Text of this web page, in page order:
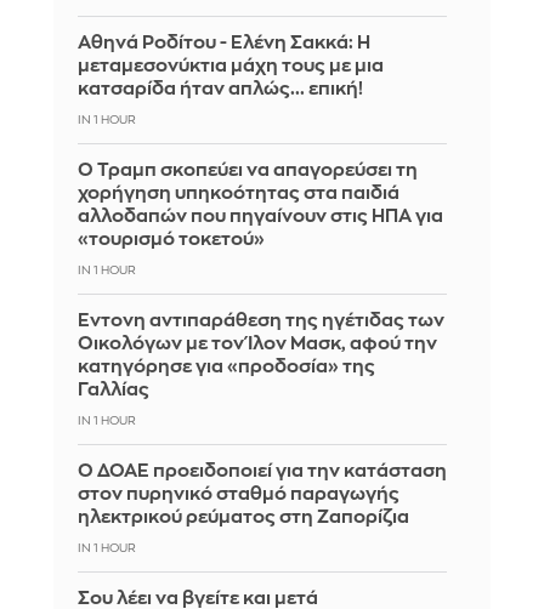
Αθηνά Ροδίτου - Ελένη Σακκά: Η
μεταμεσονύκτια μάχη τους με μια
κατσαρίδα ήταν απλώς... επική!
IN 1 HOUR
Ο Τραμπ σκοπεύει να απαγορεύσει τη
χορήγηση υπηκοότητας στα παιδιά
αλλοδαπών που πηγαίνουν στις ΗΠΑ για
«τουρισμό τοκετού»
IN 1 HOUR
Έντονη αντιπαράθεση της ηγέτιδας των
Οικολόγων με τον Ίλον Μασκ, αφού την
κατηγόρησε για «προδοσία» της
Γαλλίας
IN 1 HOUR
Ο ΔΟΑΕ προειδοποιεί για την κατάσταση
στον πυρηνικό σταθμό παραγωγής
ηλεκτρικού ρεύματος στη Ζαπορίζια
IN 1 HOUR
Σου λέει να βγείτε και μετά